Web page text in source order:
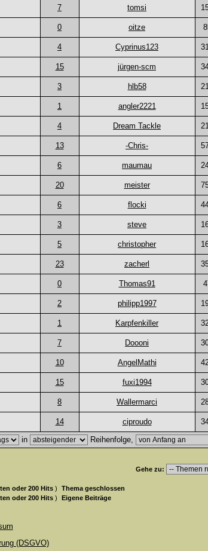
7 tomsi
0 oitze
4 Cyprinus123
15 jürgen-scm
3 hlb58
1 angler2221
4 Dream Tackle
13 -Chris-
6 maumau
20 meister
6 flocki
3 steve
5 christopher
23 zacherl
0 Thomas91
2 philipp1997
1 Karpfenkiller
7 Doooni
10 AngelMathi
15 fuxi1994
8 Wallermarci
14 ciproudo
in Reihenfolge,
Gehe zu:
oder 200 Hits )
Thema geschlossen
oder 200 Hits ) Eigene Beiträge
(DSGVO)